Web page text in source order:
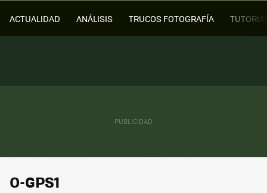
ACTUALIDAD ANÁLISIS TRUCOS FOTOGRAFÍA
O-GPS1